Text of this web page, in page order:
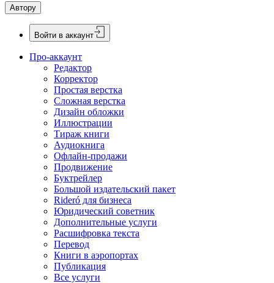
Автору
Войти в аккаунт
Про-аккаунт
Редактор
Корректор
Простая верстка
Сложная верстка
Дизайн обложки
Иллюстрации
Тираж книги
Аудиокнига
Офлайн-продажи
Продвижение
Буктрейлер
Большой издательский пакет
Rideró для бизнеса
Юридический советник
Дополнительные услуги
Расшифровка текста
Перевод
Книги в аэропортах
Публикация
Все услуги